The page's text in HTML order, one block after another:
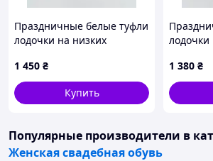
Праздничные белые туфли
лодочки на низких
1 450 ₴
Купить
лодочки
37 38 39
1 380 ₴
Популярные производители в
Женская свадебная обувь